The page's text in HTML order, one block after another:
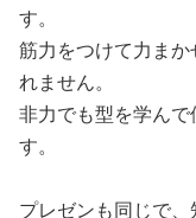
す。
筋力をつけて力ま
れません。
非力でも型を学ん
す。
プレゼンも同じで